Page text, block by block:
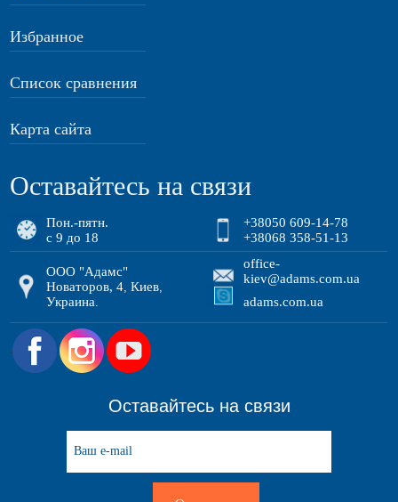
Избранное
Список сравнения
Карта сайта
Оставайтесь на связи
Пон.-пятн.
с 9 до 18
+38050 609-14-78
+38068 358-51-13
ООО "Адамс"
Новаторов, 4 ,Киев
Украина
office-
kiev@adams.com.ua
adams.com.ua
.
Оставайтесь на связи